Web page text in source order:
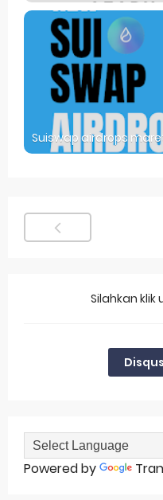
Suiswap airdrops
Silahkan
Powered by